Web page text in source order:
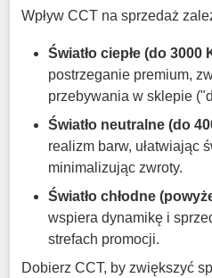
Wpływ CCT na sprzedaż
Światło ciepłe (do 3000
postrzeganie premium,
przebywania w sklepie
Światło neutralne (do
realizm barw, ułatwiając
minimalizując zwroty.
Światło chłodne
wspiera dynamikę i
strefach promocji.
Dobierz CCT, by zwiększyć